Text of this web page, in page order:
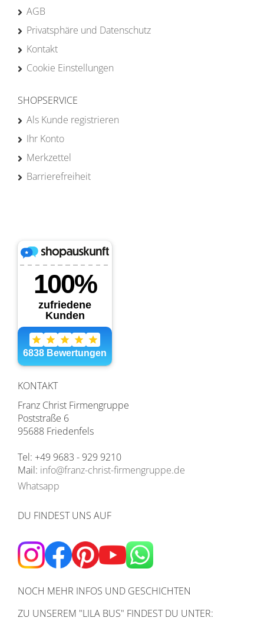
AGB
Privatsphäre und Datenschutz
Kontakt
Cookie Einstellungen
SHOPSERVICE
Als Kunde registrieren
Ihr Konto
Merkzettel
Barrierefreiheit
KONTAKT
Franz Christ Firmengruppe
Poststraße 6
95688 Friedenfels
Tel: +49 9683 - 929 9210
Mail: info@franz-christ-firmengruppe.de
Whatsapp
DU FINDEST UNS AUF
NOCH MEHR INFOS UND GESCHICHTEN
ZU UNSEREM "LILA BUS" FINDEST DU UNTER: